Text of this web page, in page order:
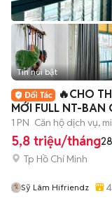
Tin nổi bật
🔥CHO
MỚI FULL NT-BAN
1 PN Căn hộ dịch vụ,
5,8 triệu/tháng
Tp Hồ Chí Minh
Sỹ Lâm Hifriendz